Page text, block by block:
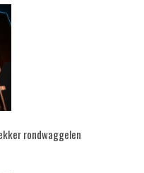
rondwaggelen